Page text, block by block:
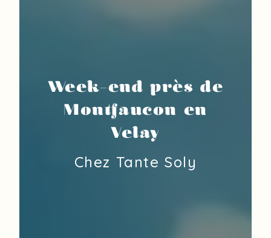
Week-end près de
Montfaucon en
Velay
Chez Tante Soly